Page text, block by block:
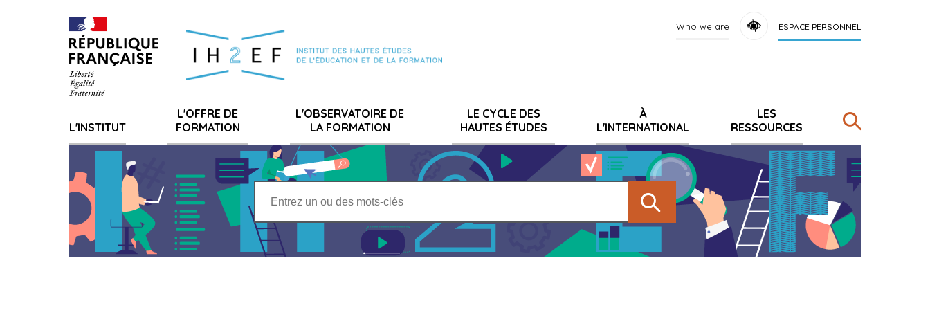
Who we are ESPACE PERSONNEL
L'INSTITUT
L'OFFRE DE
FORMATION
L'OBSERVATOIRE DE
LA FORMATION
LE CYCLE DES
HAUTES ÉTUDES
À
L'INTERNATIONAL
LES
RESSOURCES
Rechercher